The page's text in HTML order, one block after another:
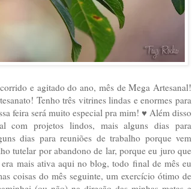
e agitado do ano, mês de Mega Artesanal!
Tenho três vitrines lindas e enormes para
feira será muito especial pra mim! ♥ Além disso
com projetos lindos, mais alguns dias para
dias para reuniões de trabalho porque vem
tutelar por abandono de lar, porque eu juro que
mais ativa aqui no blog, todo final de mês eu
coisas do mês seguinte, um exercício ótimo de